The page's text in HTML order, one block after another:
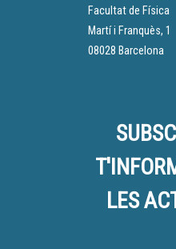
Facultat de Física
Martí i Franquès, 1
08028 Barcelona
LES